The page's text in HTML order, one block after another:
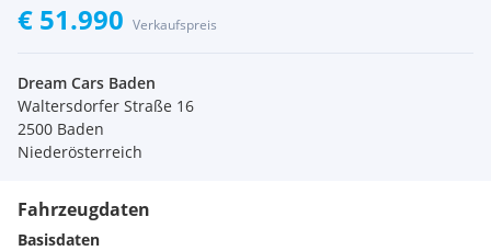
€ 51.990 Verkaufspreis
Dream Cars Baden
Waltersdorfer Straße 16
2500 Baden
Niederösterreich
Fahrzeugdaten
Basisdaten